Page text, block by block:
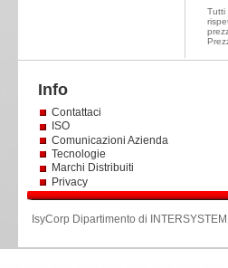
Tutti
Info
Contattaci
ISO
Comunicazioni Azienda
Tecnologie
Marchi Distribuiti
Privacy
IsyCorp Dipartimento di